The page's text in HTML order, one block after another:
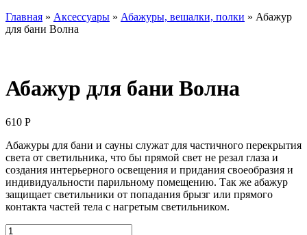
Главная » Аксессуары » Абажуры, вешалки, полки » Абажур
для бани Волна
Абажур для бани Волна
610 Р
Абажуры для бани и сауны служат для частичного перекрытия
света от светильника, что бы прямой свет не резал глаза и
создания интерьерного освещения и придания своеобразия и
индивидуальности парильному помещению. Так же абажур
защищает светильники от попадания брызг или прямого
контакта частей тела с нагретым светильником.
Количество